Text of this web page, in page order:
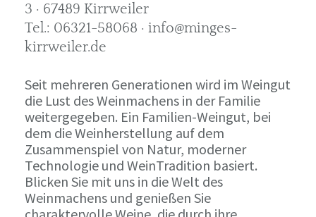
3 · 67489 Kirrweiler
Tel.: 06321-58068 · info@minges-
kirrweiler.de
Seit mehreren Generationen wird im Weingut
die Lust des Weinmachens in der Familie
weitergegeben. Ein Familien-Weingut, bei
dem die Weinherstellung auf dem
Zusammenspiel von Natur, moderner
Technologie und WeinTradition basiert.
Blicken Sie mit uns in die Welt des
Weinmachens und genießen Sie